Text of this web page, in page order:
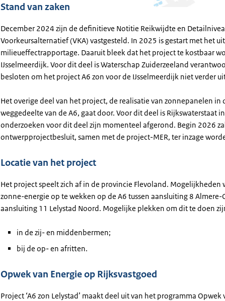
Stand van zaken
December 2024 zijn de definitieve Notitie Reikwijdte en
Voorkeursalternatief (VKA) vastgesteld. In 2025 is gestart met het
milieueffectrapportage. Daaruit bleek dat het project te kostbaar
IJsselmeerdijk. Voor dit deel is Waterschap Zuiderzeeland
besloten om het project A6 zon voor de IJsselmeerdijk niet verder
Het overige deel van het project, de realisatie van zonnepanelen in
weggedeelte van de A6, gaat door. Voor dit deel is Rijkswaterstaat
onderzoeken voor dit deel zijn momenteel afgerond. Begin 2026
ontwerpprojectbesluit, samen met de project-MER, ter inzage
Locatie van het project
Het project speelt zich af in de provincie Flevoland. Mogelijkheden
zonne-energie op te wekken op de A6 tussen aansluiting 8
aansluiting 11 Lelystad Noord. Mogelijke plekken om dit te doen
in de zij- en middenbermen;
bij de op- en afritten.
Opwek van Energie op Rijksvastgoed
Project ‘A6 zon Lelystad’ maakt deel uit van het programma Opwek